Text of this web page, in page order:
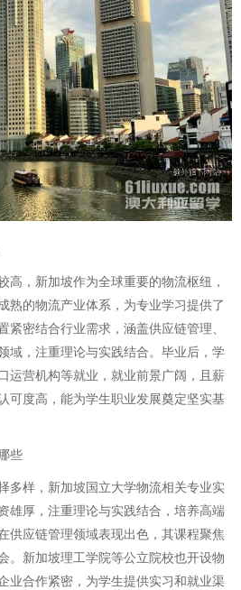
高，新加坡作为全球重要的物流枢纽，
熟的物流产业体系，为专业学习提供了
紧密结合行业需求，涵盖供应链管理、
域，注重理论与实践结合。毕业后，学
运营机构等就业，就业前景广阔，且薪
可度高，能为学生职业发展奠定坚实基
些
多样，新加坡国立大学物流相关专业实
雄厚，注重理论与实践结合，培养高端
供应链管理领域表现出色，其课程聚焦
。新加坡理工学院等公立院校也开设物
业合作紧密，为学生提供实习和就业渠